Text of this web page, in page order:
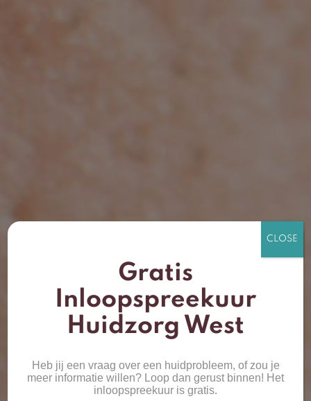
Gratis
Inloopspreekuur
Huidzorg West
Heb jij een vraag over een huidprobleem, of zou je
meer informatie willen? Loop dan gerust binnen! Het
inloopspreekuur is gratis.